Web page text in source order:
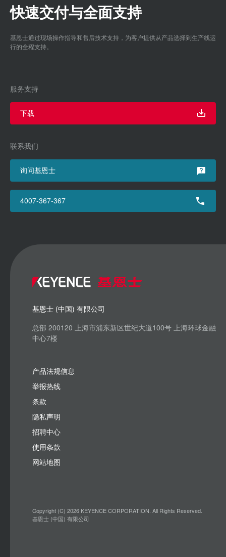
快速交付与全面支持
基恩士通过现场操作指导和售后技术支持，为客户提供从产品选择到生产线运
行的全程支持。
服务支持
下载
联系我们
询问基恩士
4007-367-367
基恩士 (中国) 有限公司
总部 200120 上海市浦东新区世纪大道100号 上海环球金融
中心7楼
产品法规信息
举报热线
条款
隐私声明
招聘中心
使用条款
网站地图
Copyright (C) 2026 KEYENCE CORPORATION. All Rights Reserved.
基恩士 (中国) 有限公司